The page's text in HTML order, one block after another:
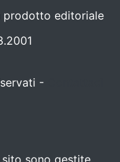
prodotto editoriale
-
sono gestite